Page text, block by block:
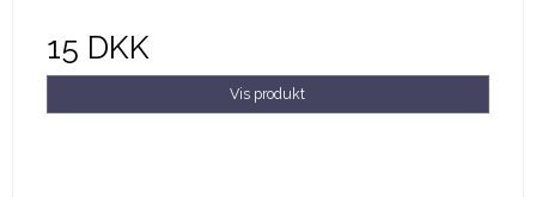
15 DKK
Vis produkt